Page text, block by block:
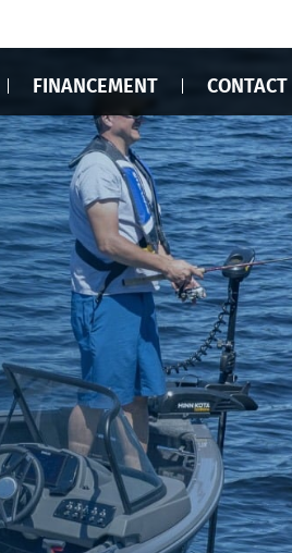
FINANCEMENT CONTACT